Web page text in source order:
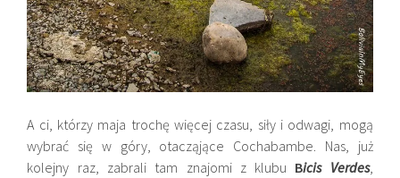
A ci, którzy maja trochę więcej czasu, siły i odwagi, mogą
wybrać się w góry, otacząjące Cochabambe. Nas, już
kolejny raz, zabrali tam znajomi z klubu Bicis Verdes,